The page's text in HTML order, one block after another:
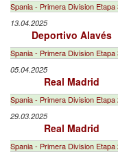
Spania - Primera Division Etapa
13.04.2025
Deportivo Alavés
Spania - Primera Division Etapa
05.04.2025
Real Madrid
Spania - Primera Division Etapa
29.03.2025
Real Madrid
Spania - Primera Division Etapa